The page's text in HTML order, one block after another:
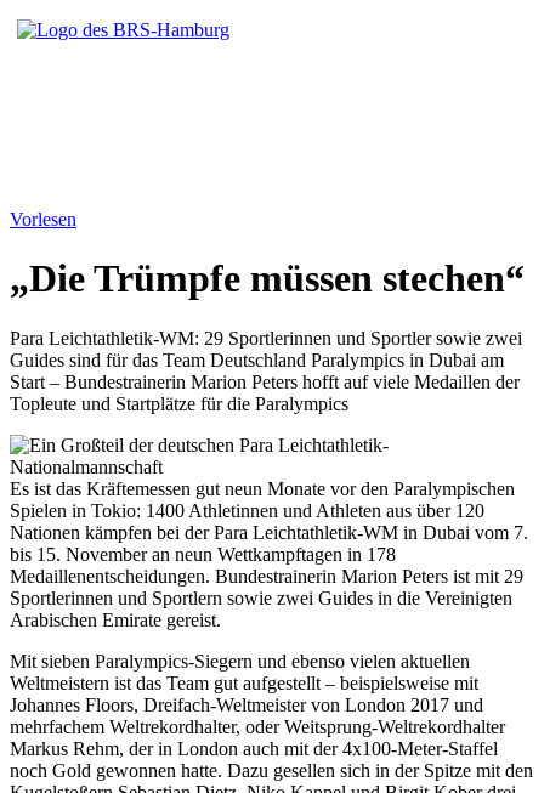
Vorlesen
„Die Trümpfe müssen stechen“
Para Leichtathletik-WM: 29 Sportlerinnen und Sportler sowie zwei
Guides sind für das Team Deutschland Paralympics in Dubai am
Start – Bundestrainerin Marion Peters hofft auf viele Medaillen der
Topleute und Startplätze für die Paralympics
Es ist das Kräftemessen gut neun Monate vor den Paralympischen
Spielen in Tokio: 1400 Athletinnen und Athleten aus über 120
Nationen kämpfen bei der Para Leichtathletik-WM in Dubai vom 7.
bis 15. November an neun Wettkampftagen in 178
Medaillenentscheidungen. Bundestrainerin Marion Peters ist mit 29
Sportlerinnen und Sportlern sowie zwei Guides in die Vereinigten
Arabischen Emirate gereist.
Mit sieben Paralympics-Siegern und ebenso vielen aktuellen
Weltmeistern ist das Team gut aufgestellt – beispielsweise mit
Johannes Floors, Dreifach-Weltmeister von London 2017 und
mehrfachem Weltrekordhalter, oder Weitsprung-Weltrekordhalter
Markus Rehm, der in London auch mit der 4x100-Meter-Staffel
noch Gold gewonnen hatte. Dazu gesellen sich in der Spitze mit den